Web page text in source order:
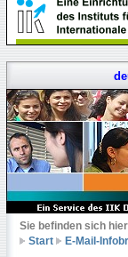
Sie befinden sich
Start
E-Mail-